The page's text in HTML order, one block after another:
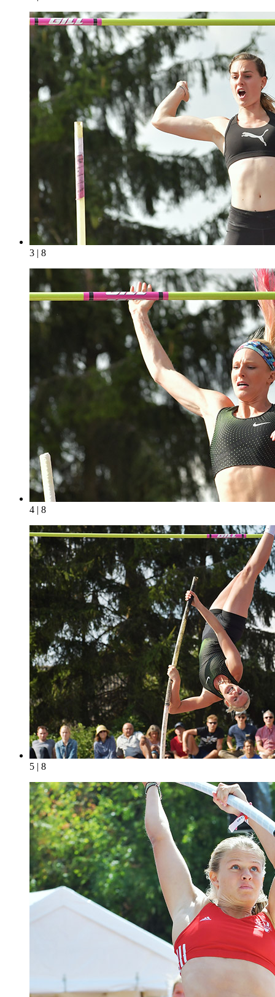
3 | 8
4 | 8
5 | 8